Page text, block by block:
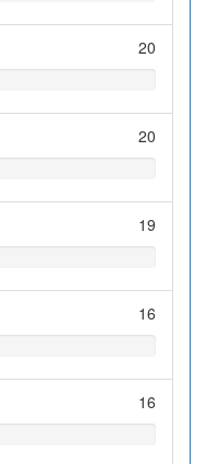
20
20
19
16
16